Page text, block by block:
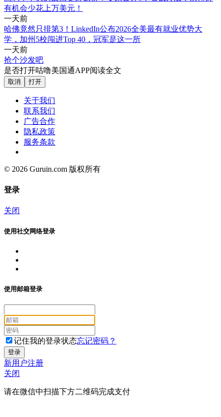
有机会少花上万美元！
一天前
哈佛竟然只排第3！LinkedIn公布2026全美最有就业优势大
学，加州5校闯进Top 40，冠军是这一所
一天前
抢个沙发吧
是否打开咕噜美国通APP阅读全文
取消 打开
关于我们
联系我们
广告合作
隐私政策
服务条款
© 2026 Guruin.com 版权所有
登录
关闭
使用社交网络登录
使用邮箱登录
记住我的登录状态忘记密码？
新用户注册
关闭
请在微信中扫描下方二维码完成支付